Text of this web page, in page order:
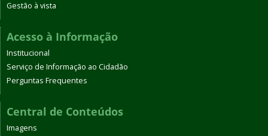
Gestão à vista
Acesso à Informação
Institucional
Serviço de Informação ao Cidadão
Perguntas Frequentes
Central de Conteúdos
Imagens